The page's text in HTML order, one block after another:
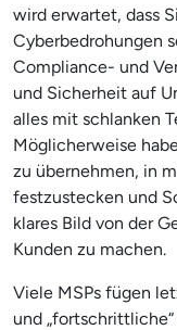
wird erwartet, dass
Cyberbedrohungen
Compliance- und
und Sicherheit auf
alles mit schlanken
Möglicherweise
zu übernehmen, in
festzustecken und
klares Bild von der
Kunden zu machen.
Viele MSPs fügen
und